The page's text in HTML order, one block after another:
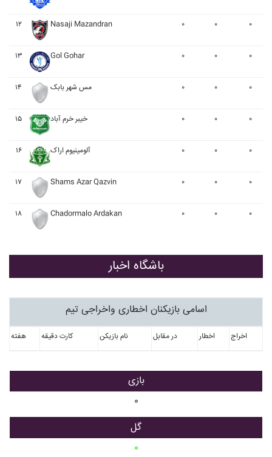
۱۲ Nasaji Mazandran ۰ ۰ ۰
۱۳ Gol Gohar ۰ ۰ ۰
۱۴ مس شهر بابک ۰ ۰ ۰
۱۵ خيبر خرم آباد ۰ ۰ ۰
۱۶ آلومينيوم اراک ۰ ۰ ۰
۱۷ Shams Azar Qazvin ۰ ۰ ۰
۱۸ Chadormalo Ardakan ۰ ۰ ۰
باشگاه اخبار
اسامی بازیکنان اخطاری واخراجی تیم
هفته کارت دقیقه نام بازیکن در مقابل اخطار اخراج
بازی
۰
گل
۰